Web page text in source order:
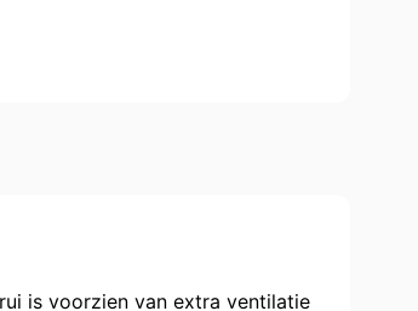
is voorzien van extra ventilatie